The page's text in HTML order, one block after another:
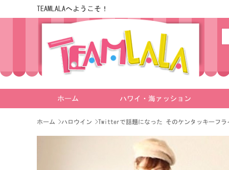
TEAMLALAへようこそ！
ホーム ハワイ・海ァッション
ホーム >ハロウイン >Twitterで話題になった そのケンタッキーフラ